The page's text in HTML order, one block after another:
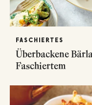
FASCHIERTES
Überbackene
Faschiertem